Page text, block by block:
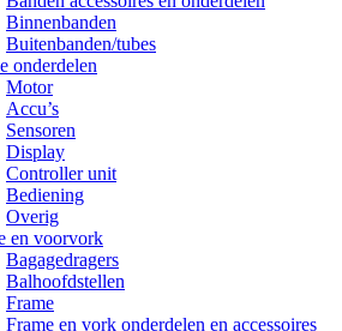
Binnenbanden
Buitenbanden/tubes
onderdelen
Motor
Accu’s
Sensoren
Display
Controller unit
Bediening
Overig
en voorvork
Bagagedragers
Balhoofdstellen
Frame
Frame en vork onderdelen en accessoires